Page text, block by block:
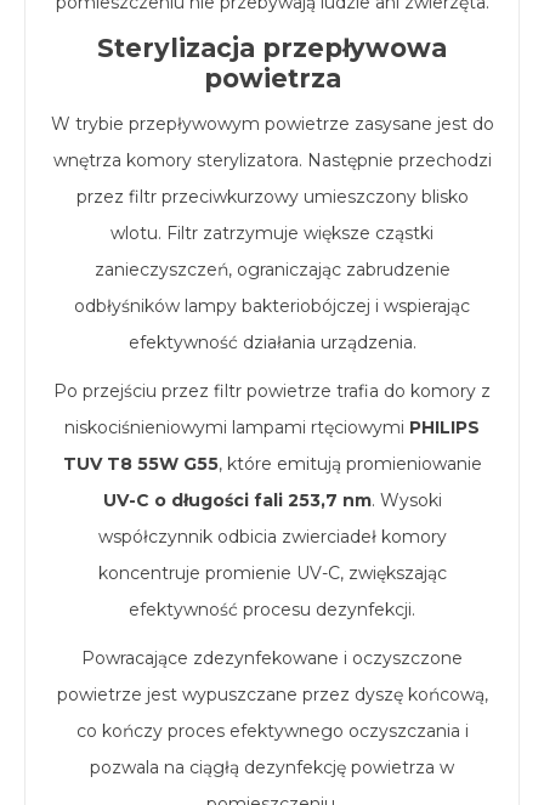
Sterylizacja przepływowa
powietrza
W trybie przepływowym powietrze zasysane jest do
wnętrza komory sterylizatora. Następnie przechodzi
przez filtr przeciwkurzowy umieszczony blisko
wlotu. Filtr zatrzymuje większe cząstki
zanieczyszczeń, ograniczając zabrudzenie
odbłyśników lampy bakteriobójczej i wspierając
efektywność działania urządzenia.
Po przejściu przez filtr powietrze trafia do komory z
niskociśnieniowymi lampami rtęciowymi PHILIPS
TUV T8 55W G55, które emitują promieniowanie
UV-C o długości fali 253,7 nm. Wysoki
współczynnik odbicia zwierciadeł komory
koncentruje promienie UV-C, zwiększając
efektywność procesu dezynfekcji.
Powracające zdezynfekowane i oczyszczone
powietrze jest wypuszczane przez dyszę końcową,
co kończy proces efektywnego oczyszczania i
pozwala na ciągłą dezynfekcję powietrza w